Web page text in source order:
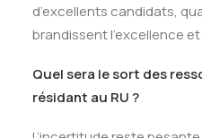
d’excellents candidats,
brandissent l’excellence
Quel sera le sort des
résidant au RU ?